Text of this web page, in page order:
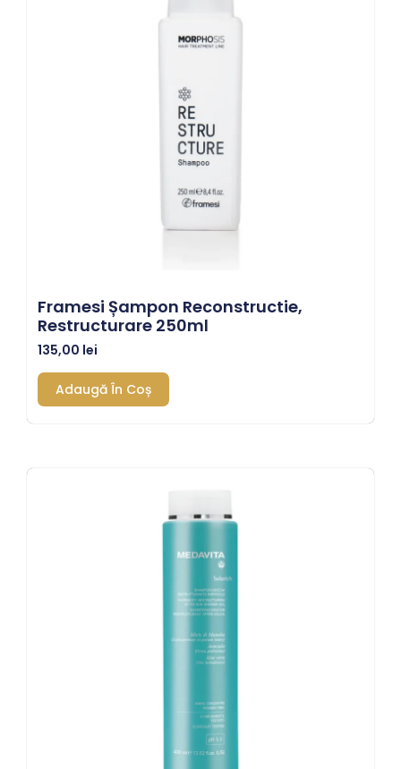
Framesi Șampon Reconstructie,
Restructurare 250ml
135,00 lei
Adaugă În Coș